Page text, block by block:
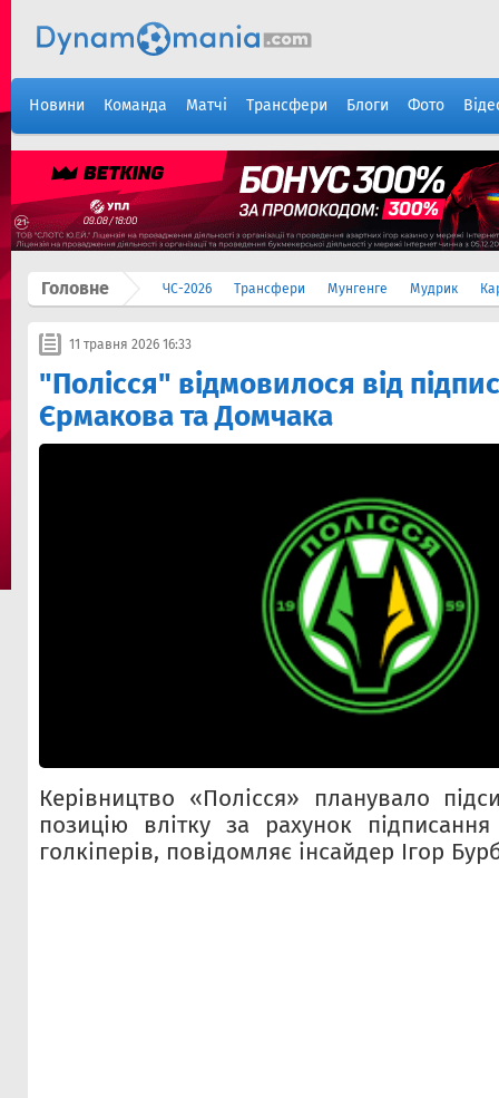
Новини Команда Матчі Трансфери Блоги Фото
Головне ЧС-2026 Трансфери Мунгенге Мудрик
11 травня 2026 16:33
"Полісся" відмовилося від
Єрмакова та Домчака
Керівництво «Полісся» планувало
позицію влітку за рахунок
голкіперів, повідомляє інсайдер Ігор